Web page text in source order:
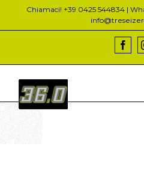
contenuto
Chiamaci! +39 0425 544834 |